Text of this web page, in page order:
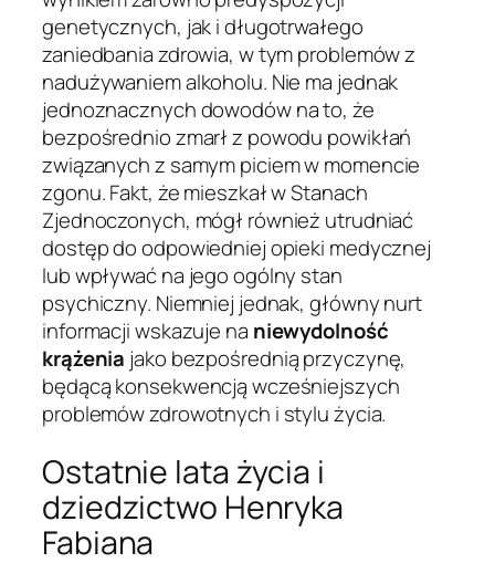
genetycznych, jak i długotrwałego
zaniedbania zdrowia, w tym problemów z
nadużywaniem alkoholu. Nie ma jednak
jednoznacznych dowodów na to, że
bezpośrednio zmarł z powodu powikłań
związanych z samym piciem w momencie
zgonu. Fakt, że mieszkał w Stanach
Zjednoczonych, mógł również utrudniać
dostęp do odpowiedniej opieki medycznej
lub wpływać na jego ogólny stan
psychiczny. Niemniej jednak, główny nurt
informacji wskazuje na niewydolność
krążenia jako bezpośrednią przyczynę,
będącą konsekwencją wcześniejszych
problemów zdrowotnych i stylu życia.
Ostatnie lata życia i
dziedzictwo Henryka
Fabiana